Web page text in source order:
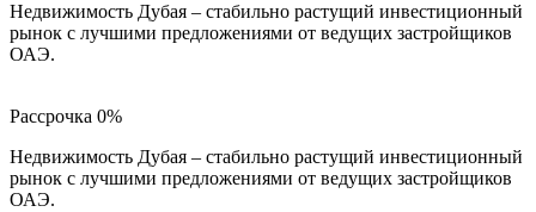
Недвижимость Дубая – стабильно растущий инвестиционный
рынок с лучшими предложениями от ведущих застройщиков
ОАЭ.
Рассрочка 0%
Недвижимость Дубая – стабильно растущий инвестиционный
рынок с лучшими предложениями от ведущих застройщиков
ОАЭ.